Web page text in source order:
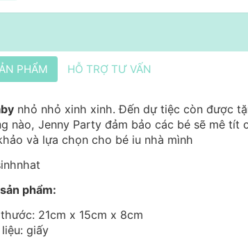
PHẨM HỖ TRỢ TƯ VẤN
nhỏ nhỏ xinh xinh. Đến dự tiệc còn được
nào, Jenny Party đảm bảo các bé sẽ mê tít
và lựa chọn cho bé iu nhà mình
phẩm:
21cm x 15cm x 8cm
giấy